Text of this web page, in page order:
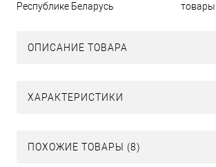
Республике Беларусь
товары
ОПИСАНИЕ ТОВАРА
ХАРАКТЕРИСТИКИ
ПОХОЖИЕ ТОВАРЫ (8)